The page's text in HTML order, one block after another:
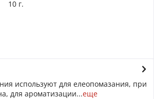
10 г.
используют для елеопомазания, при
для ароматизации...еще